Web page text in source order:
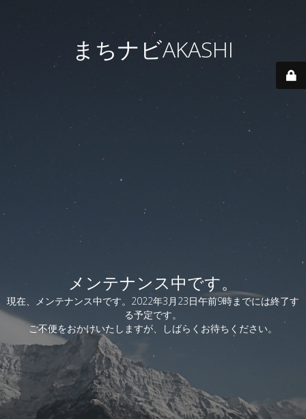
まちナビAKASHI
メンテナンス中です。
現在、メンテナンス中です。2022年3月23日午前9時までには終了す
る予定です。
ご不便をおかけいたしますが、しばらくお待ちください。